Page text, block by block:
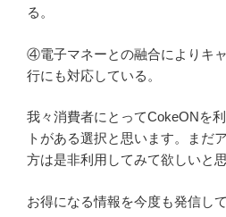
る。
④電子マネーとの融合によりキ
行にも対応している。
我々消費者にとってCokeONを
トがある選択と思います。まだ
方は是非利用してみて欲しいと思
お得になる情報を今度も発信し